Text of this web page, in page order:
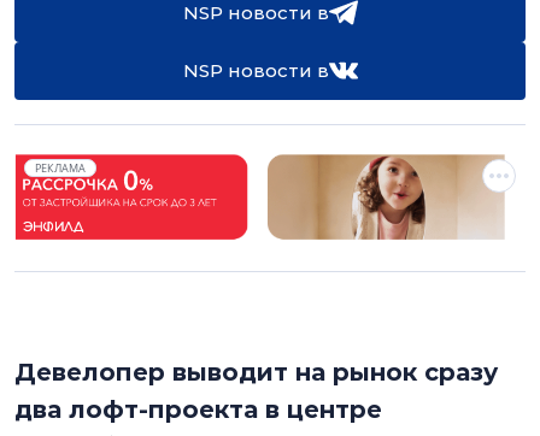
NSP новости в
NSP новости в
РЕКЛАМА
Девелопер выводит на рынок сразу
два лофт-проекта в центре